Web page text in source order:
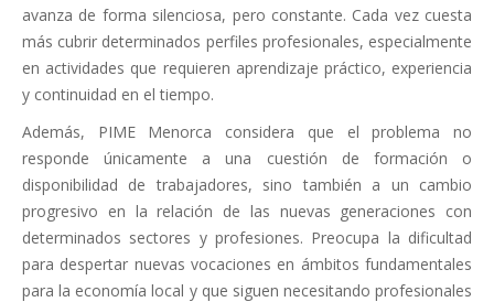
avanza de forma silenciosa, pero constante. Cada vez cuesta
más cubrir determinados perfiles profesionales, especialmente
en actividades que requieren aprendizaje práctico, experiencia
y continuidad en el tiempo.
Además, PIME Menorca considera que el problema no
responde únicamente a una cuestión de formación o
disponibilidad de trabajadores, sino también a un cambio
progresivo en la relación de las nuevas generaciones con
determinados sectores y profesiones. Preocupa la dificultad
para despertar nuevas vocaciones en ámbitos fundamentales
para la economía local y que siguen necesitando profesionales